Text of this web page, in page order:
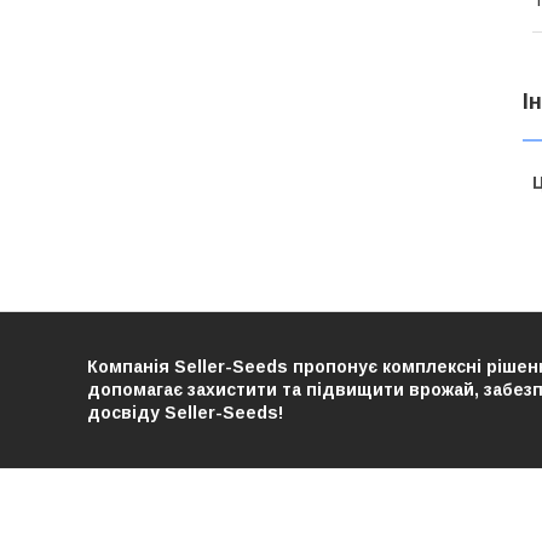
Компанія Seller-Seeds пропонує комплексні
допомагає захистити та підвищити врожай,
досвіду Seller-Seeds!